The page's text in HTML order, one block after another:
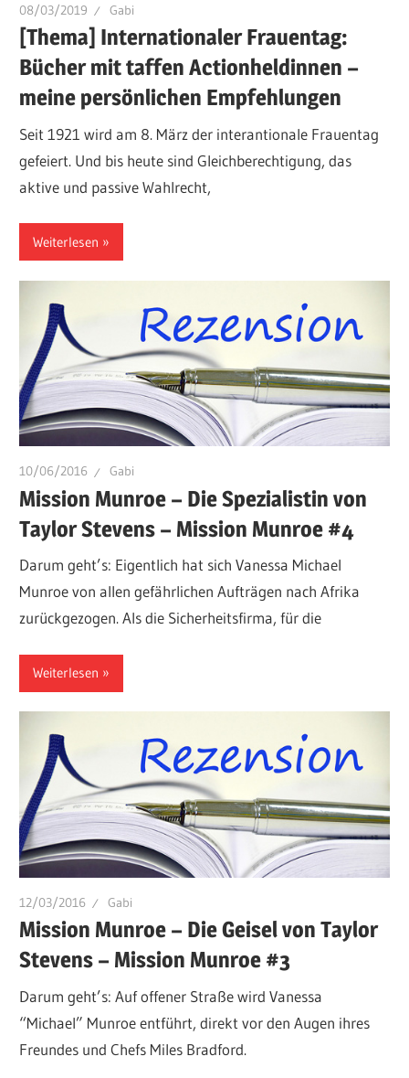
08/03/2019 Gabi
[Thema] Internationaler Frauentag:
Bücher mit taffen Actionheldinnen –
meine persönlichen Empfehlungen
Seit 1921 wird am 8. März der interantionale Frauentag
gefeiert. Und bis heute sind Gleichberechtigung, das
aktive und passive Wahlrecht,
Weiterlesen
10/06/2016 Gabi
Mission Munroe – Die Spezialistin von
Taylor Stevens – Mission Munroe #4
Darum geht’s: Eigentlich hat sich Vanessa Michael
Munroe von allen gefährlichen Aufträgen nach Afrika
zurückgezogen. Als die Sicherheitsfirma, für die
Weiterlesen
12/03/2016 Gabi
Mission Munroe – Die Geisel von Taylor
Stevens – Mission Munroe #3
Darum geht’s: Auf offener Straße wird Vanessa
“Michael” Munroe entführt, direkt vor den Augen ihres
Freundes und Chefs Miles Bradford.